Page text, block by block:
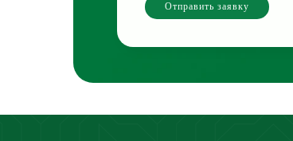
Отправить заявку